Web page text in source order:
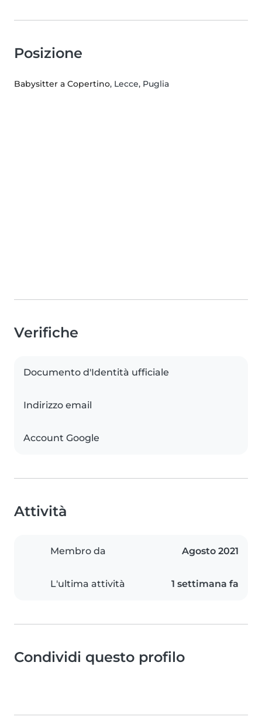
Posizione
Babysitter a Copertino, Lecce, Puglia
Verifiche
Documento d'Identità ufficiale
Indirizzo email
Account Google
Attività
Membro da Agosto 2021
L'ultima attività 1 settimana fa
Condividi questo profilo